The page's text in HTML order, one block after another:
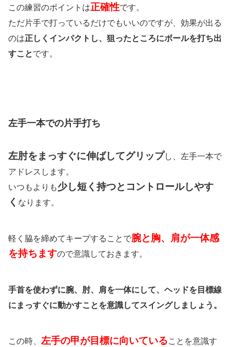
この練習のポイントは正確性です。
ただ片手で打っているだけでもいいのですが、効果が出る
のは正しくインパクトし、狙ったところにボールを打ち出
すことです。
左手一本での片手打ち
左肘をまっすぐに伸ばしてグリップし、左手一本で
アドレスします。
いつもよりも少し短く持つとコントロールしやす
く なります。
軽く脇を締めてキープすることで腕と胸、肩が一体感
を持ちますので意識しておきます。
手首を使わずに腕、肘、肩を一体にして、ヘッドを目標線
にまっすぐに動かすことを意識してスイングしましょう。
この時、 左手の甲が目標に向いていることを意識す